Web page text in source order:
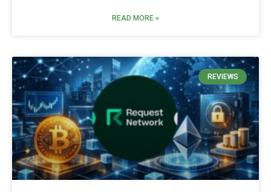
READ MORE »
REVIEWS